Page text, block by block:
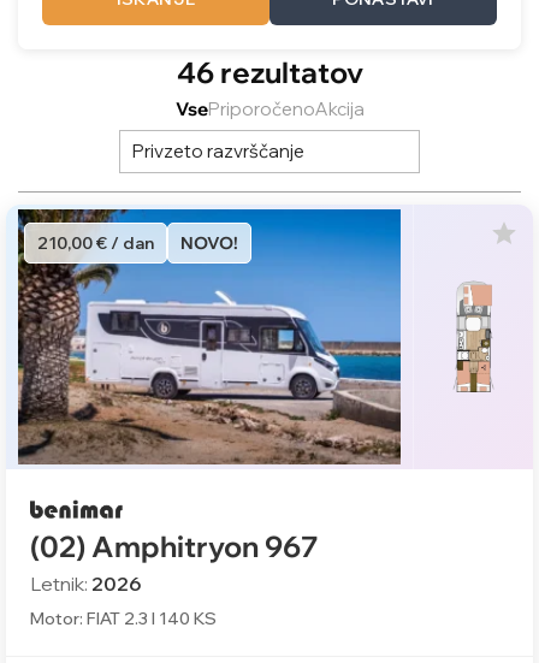
46 rezultatov
VsePriporočenoAkcija
Privzeto razvrščanje
210,00 € / dan NOVO!
(02) Amphitryon 967
Letnik: 2026
Motor: FIAT 2.3 l 140 KS